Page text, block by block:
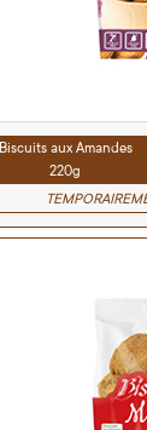
Biscuits aux Amandes
220g